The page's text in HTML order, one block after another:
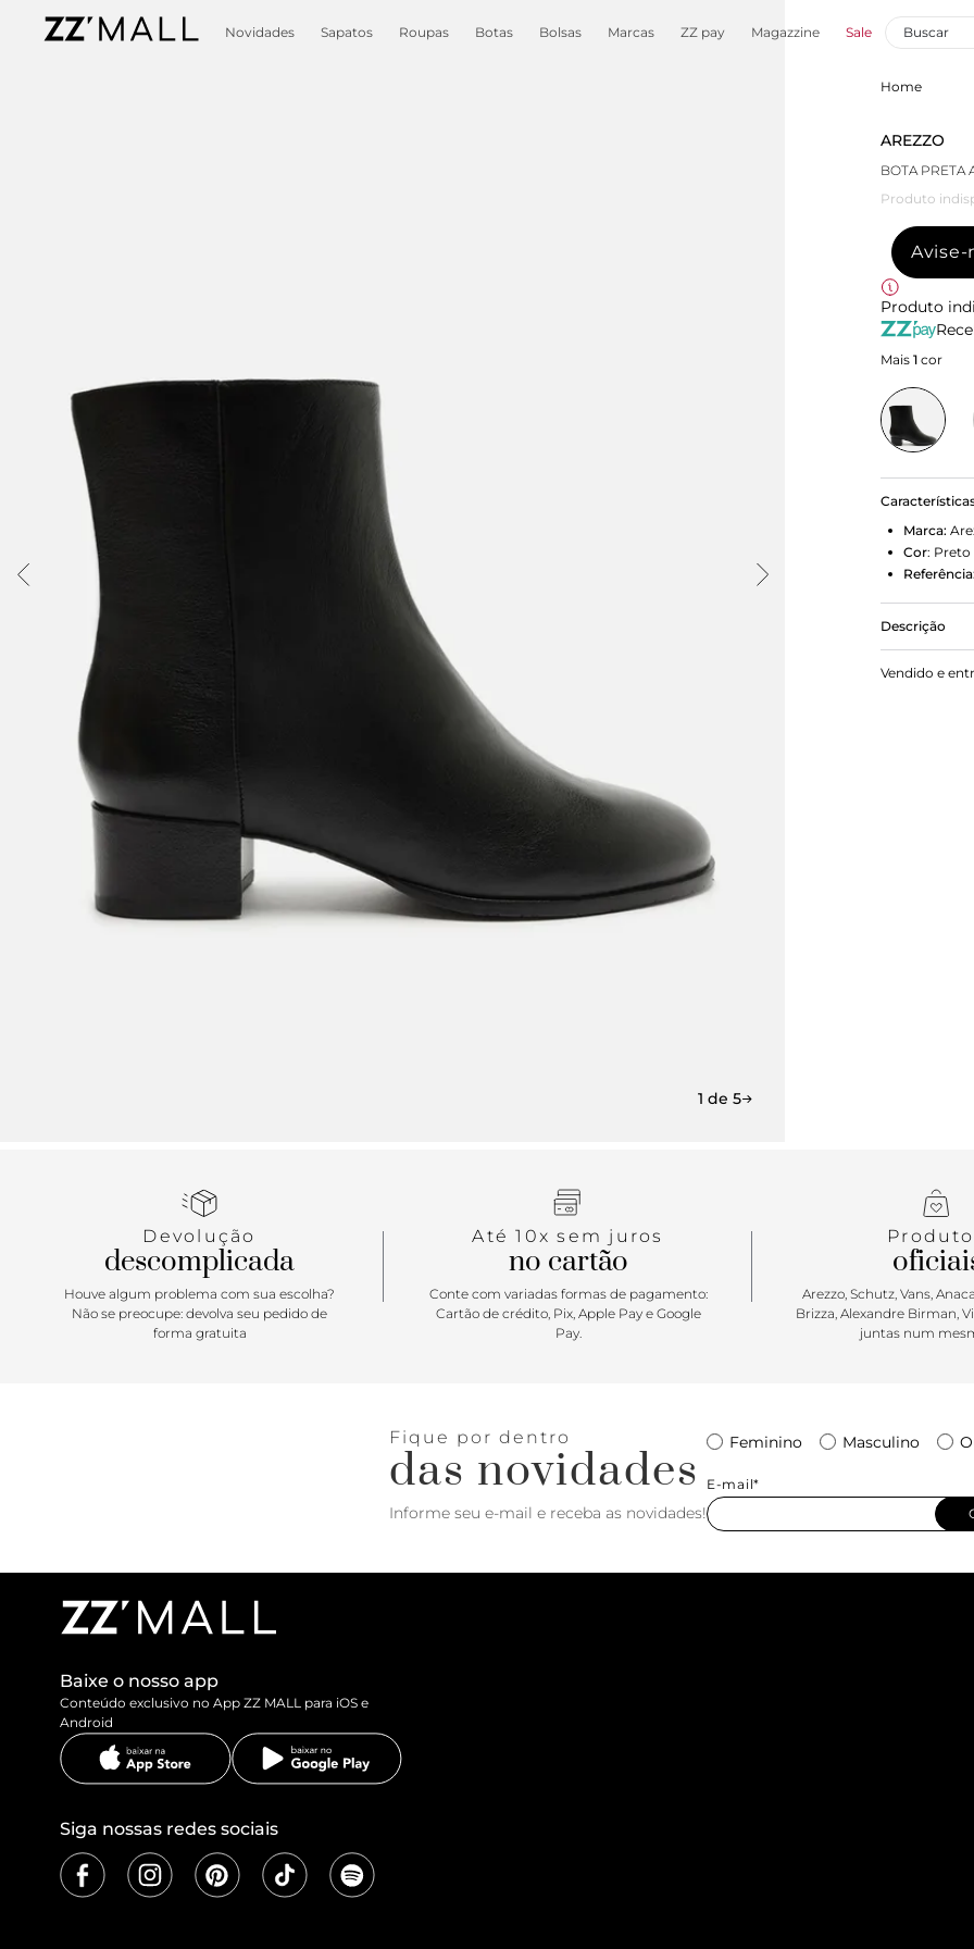
Novidades Sapatos Roupas Botas Bolsas Marcas ZZ pay Magazzine Sale
1 de 5
Home
AREZZO
BOTA PRETA
Produto
Avise-
Produto
Mais 1 cor
Marca:
Cor: Preto
Referência:
Descrição
Bota preta
bloco e
Vendido e
Devolução
descomplicada
Houve algum problema com sua escolha?
Não se preocupe: devolva seu pedido de
forma gratuita
Até 10x sem juros
no cartão
Conte com variadas formas de pagamento:
Cartão de crédito, Pix, Apple Pay e Google
Pay.
Arezzo, Schutz, Vans,
Brizza, Alexandre Birman,
juntas num
Fique por dentro
das novidades
Informe seu e-mail e receba as novidades!
Feminino Masculino
E-mail*
Baixe o nosso app
Conteúdo exclusivo no App ZZ MALL para iOS e
Android
Siga nossas redes sociais